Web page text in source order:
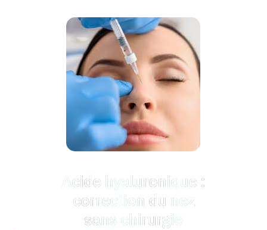
Acide hyaluronique :
correction du nez
sans chirurgie